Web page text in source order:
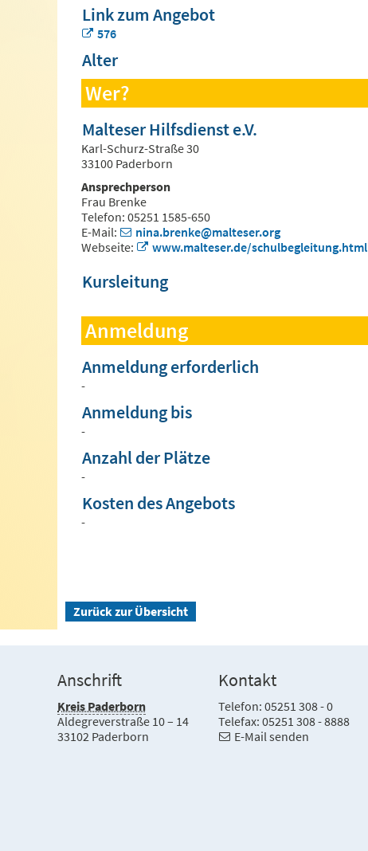
Link zum Angebot
576
Alter
Wer?
Malteser Hilfsdienst e.V.
Karl-Schurz-Straße 30
33100 Paderborn
Ansprechperson
Frau Brenke
Telefon: 05251 1585-650
E-Mail:
nina.brenke@malteser.org
Webseite:
www.malteser.de/schulbegleitung.html
Kursleitung
Anmeldung
Anmeldung erforderlich
-
Anmeldung bis
-
Anzahl der Plätze
-
Kosten des Angebots
-
Zurück zur Übersicht
Anschrift
Kreis Paderborn
Aldegreverstraße 10 – 14
33102 Paderborn
Kontakt
Telefon: 05251 308 - 0
Telefax: 05251 308 - 8888
E-Mail senden